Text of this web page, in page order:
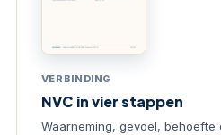
VERBINDING
NVC in vier stappen
Waarneming, gevoel, behoefte